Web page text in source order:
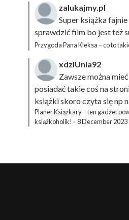
zalukajmy.pl
Super książka
sprawdzić film bo jest też
Przygoda Pana Kleksa – co to
xdziUnia92
Zawsze można
posiadać takie coś na
książki skoro czyta się np
Planer Książkary – ten gadżet
książkoholik! · 8 December 2023